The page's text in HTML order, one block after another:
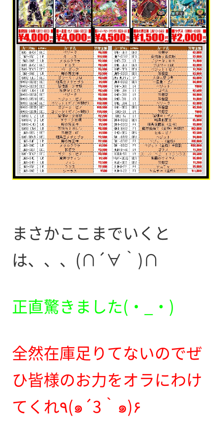
まさかここまでいくと
は、、、(∩´∀｀)∩
正直驚きました(・_・)
全然在庫足りてないのでぜ
ひ皆様のお力をオラにわけ
てくれ٩(๑´3｀๑)۶